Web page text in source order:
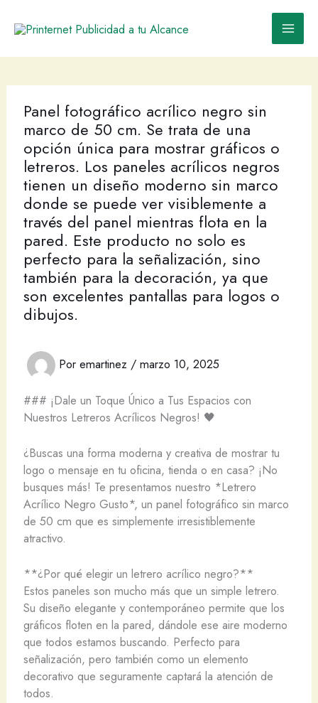
Panel fotográfico acrílico negro sin
marco de 50 cm. Se trata de una
opción única para mostrar gráficos o
letreros. Los paneles acrílicos negros
tienen un diseño moderno sin marco
donde se puede ver visiblemente a
través del panel mientras flota en la
pared. Este producto no solo es
perfecto para la señalización, sino
también para la decoración, ya que
son excelentes pantallas para logos o
dibujos.
Por emartinez / marzo 10, 2025
### ¡Dale un Toque Único a Tus Espacios con
Nuestros Letreros Acrílicos Negros! 🖤
¿Buscas una forma moderna y creativa de mostrar tu
logo o mensaje en tu oficina, tienda o en casa? ¡No
busques más! Te presentamos nuestro *Letrero
Acrílico Negro Gusto*, un panel fotográfico sin marco
de 50 cm que es simplemente irresistiblemente
atractivo.
**¿Por qué elegir un letrero acrílico negro?**
Estos paneles son mucho más que un simple letrero.
Su diseño elegante y contemporáneo permite que los
gráficos floten en la pared, dándole ese aire moderno
que todos estamos buscando. Perfecto para
señalización, pero también como un elemento
decorativo que seguramente captará la atención de
todos.